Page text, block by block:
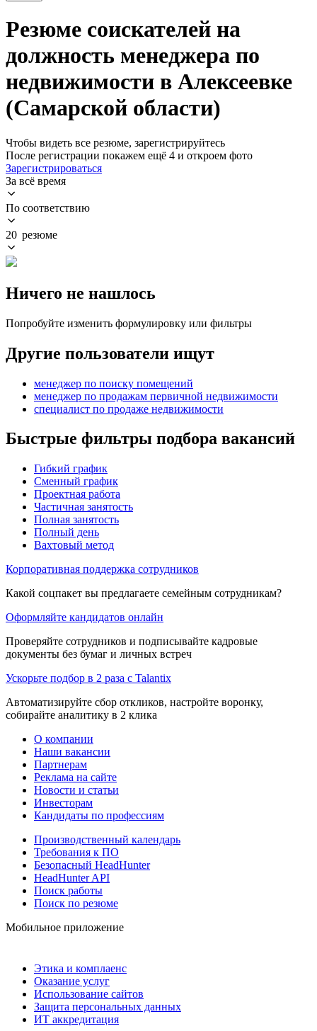
Резюме соискателей на
должность менеджера по
недвижимости в Алексеевке
(Самарской области)
Чтобы видеть все резюме, зарегистрируйтесь
После регистрации покажем ещё 4 и откроем фото
Зарегистрироваться
За всё время
По соответствию
20 резюме
Ничего не нашлось
Попробуйте изменить формулировку или фильтры
Другие пользователи ищут
менеджер по поиску помещений
менеджер по продажам первичной недвижимости
специалист по продаже недвижимости
Быстрые фильтры подбора вакансий
Гибкий график
Сменный график
Проектная работа
Частичная занятость
Полная занятость
Полный день
Вахтовый метод
Корпоративная поддержка сотрудников
Какой соцпакет вы предлагаете семейным сотрудникам?
Оформляйте кандидатов онлайн
Проверяйте сотрудников и подписывайте кадровые
документы без бумаг и личных встреч
Ускорьте подбор в 2 раза с Talantix
Автоматизируйте сбор откликов, настройте воронку,
собирайте аналитику в 2 клика
О компании
Наши вакансии
Партнерам
Реклама на сайте
Новости и статьи
Инвесторам
Кандидаты по профессиям
Производственный календарь
Требования к ПО
Безопасный HeadHunter
HeadHunter API
Поиск работы
Поиск по резюме
Мобильное приложение
Этика и комплаенс
Оказание услуг
Использование сайтов
Защита персональных данных
ИТ аккредитация